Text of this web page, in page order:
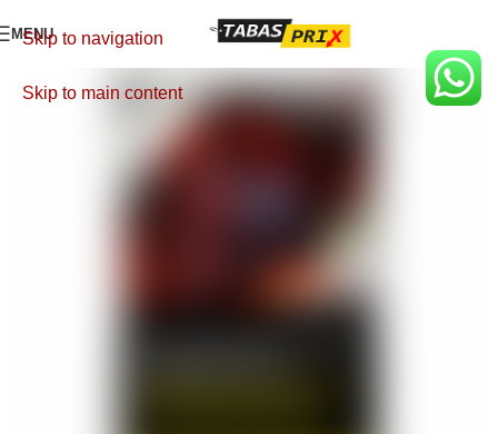
Skip to navigation
Skip to main content
MENU